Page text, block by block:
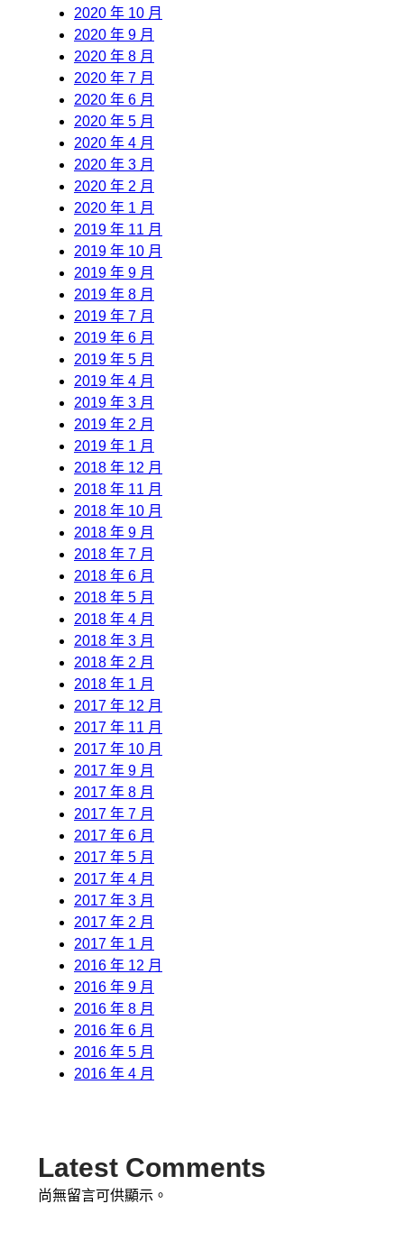
2020 年 10 月
2020 年 9 月
2020 年 8 月
2020 年 7 月
2020 年 6 月
2020 年 5 月
2020 年 4 月
2020 年 3 月
2020 年 2 月
2020 年 1 月
2019 年 11 月
2019 年 10 月
2019 年 9 月
2019 年 8 月
2019 年 7 月
2019 年 6 月
2019 年 5 月
2019 年 4 月
2019 年 3 月
2019 年 2 月
2019 年 1 月
2018 年 12 月
2018 年 11 月
2018 年 10 月
2018 年 9 月
2018 年 7 月
2018 年 6 月
2018 年 5 月
2018 年 4 月
2018 年 3 月
2018 年 2 月
2018 年 1 月
2017 年 12 月
2017 年 11 月
2017 年 10 月
2017 年 9 月
2017 年 8 月
2017 年 7 月
2017 年 6 月
2017 年 5 月
2017 年 4 月
2017 年 3 月
2017 年 2 月
2017 年 1 月
2016 年 12 月
2016 年 9 月
2016 年 8 月
2016 年 6 月
2016 年 5 月
2016 年 4 月
Latest Comments
尚無留言可供顯示。